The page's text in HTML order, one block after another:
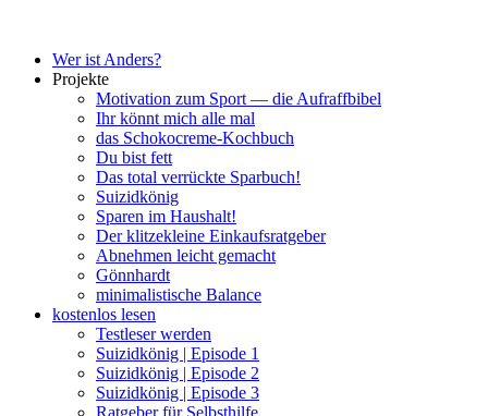
Wer ist Anders?
Projekte
Motivation zum Sport — die Aufraffbibel
Ihr könnt mich alle mal
das Schokocreme-Kochbuch
Du bist fett
Das total verrückte Sparbuch!
Suizidkönig
Sparen im Haushalt!
Der klitzekleine Einkaufsratgeber
Abnehmen leicht gemacht
Gönnhardt
minimalistische Balance
kostenlos lesen
Testleser werden
Suizidkönig | Episode 1
Suizidkönig | Episode 2
Suizidkönig | Episode 3
Ratgeber für Selbsthilfe